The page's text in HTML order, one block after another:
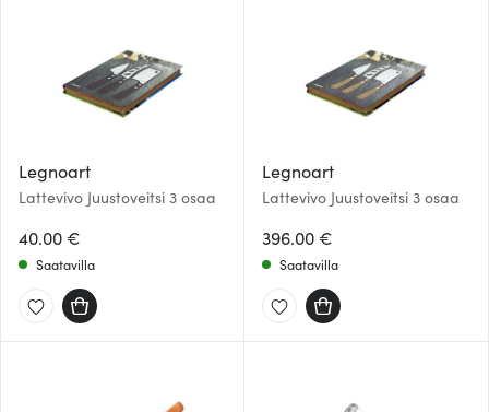
Legnoart
Lattevivo Juustoveitsi 3 osaa
40.00 €
Saatavilla
Legnoart
Lattevivo Juustoveitsi 3 osaa
396.00 €
Saatavilla